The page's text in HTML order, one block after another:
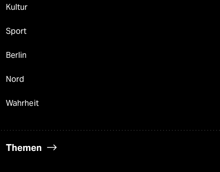
Kultur
Sport
Berlin
Nord
Wahrheit
Themen